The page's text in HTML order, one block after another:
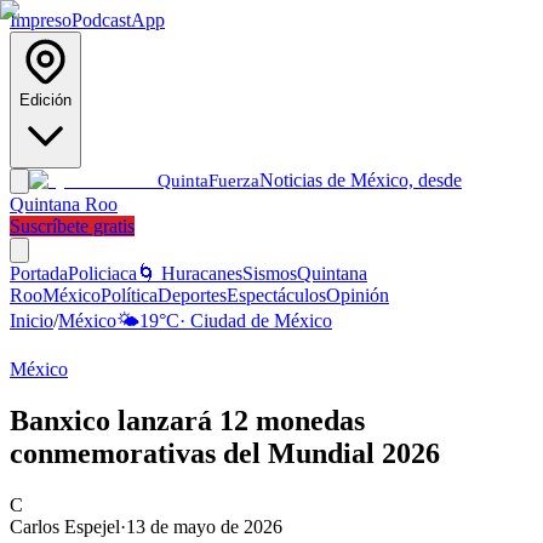
ImpresoPodcastApp
Edición
QuintaFuerzaNoticias de México, desde
Quintana Roo
Suscríbete gratis
PortadaPoliciaca 🌀 HuracanesSismosQuintana
RooMéxicoPolíticaDeportesEspectáculosOpinión
Inicio/México🌤️19°C· Ciudad de México
México
Banxico lanzará 12 monedas
conmemorativas del Mundial 2026
C
Carlos Espejel·13 de mayo de 2026